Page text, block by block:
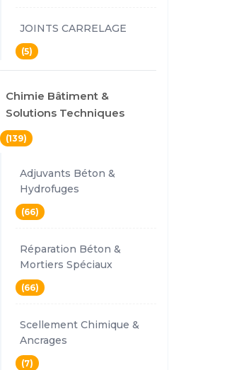
JOINTS CARRELAGE
(5)
Chimie Bâtiment &
Solutions Techniques
(139)
Adjuvants Béton &
Hydrofuges
(66)
Réparation Béton &
Mortiers Spéciaux
(66)
Scellement Chimique &
Ancrages
(7)